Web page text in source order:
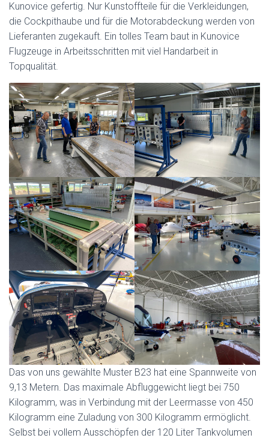
Kunovice gefertig. Nur Kunstoffteile für die Verkleidungen,
die Cockpithaube und für die Motorabdeckung werden von
Lieferanten zugekauft. Ein tolles Team baut in Kunovice
Flugzeuge in Arbeitsschritten mit viel Handarbeit in
Topqualität.
Das von uns gewählte Muster B23 hat eine Spannweite von
9,13 Metern. Das maximale Abfluggewicht liegt bei 750
Kilogramm, was in Verbindung mit der Leermasse von 450
Kilogramm eine Zuladung von 300 Kilogramm ermöglicht.
Selbst bei vollem Ausschöpfen der 120 Liter Tankvolumen